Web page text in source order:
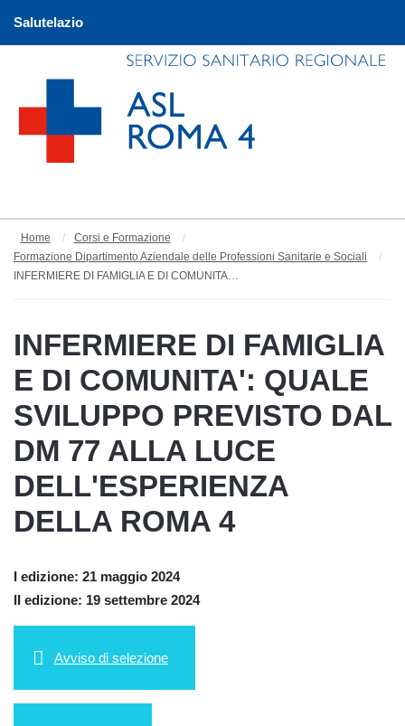
Salutelazio
Home
Corsi e Formazione
Formazione Dipartimento Aziendale delle Professioni Sanitarie e Sociali
INFERMIERE DI FAMIGLIA E DI COMUNITA': QUALE SVILUPPO PREVISTO DAL DM 77 ALLA LUCE DELL'ESPERIENZA DELLA ROMA 4
INFERMIERE DI FAMIGLIA
E DI COMUNITA': QUALE
SVILUPPO PREVISTO DAL
DM 77 ALLA LUCE
DELL'ESPERIENZA
DELLA ROMA 4
I edizione: 21 maggio 2024
II edizione: 19 settembre 2024
Avviso di selezione